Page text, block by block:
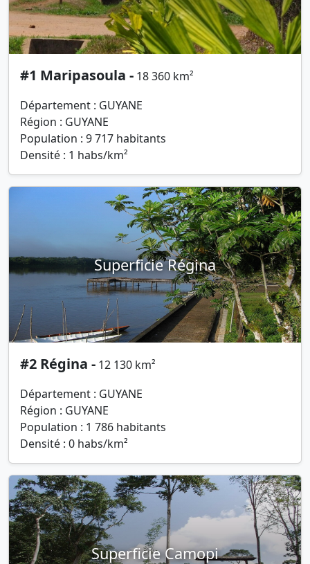
#1 Maripasoula - 18 360 km²
Département : GUYANE
Région : GUYANE
Population : 9 717 habitants
Densité : 1 habs/km²
Superficie Régina
#2 Régina - 12 130 km²
Département : GUYANE
Région : GUYANE
Population : 1 786 habitants
Densité : 0 habs/km²
Superficie Camopi